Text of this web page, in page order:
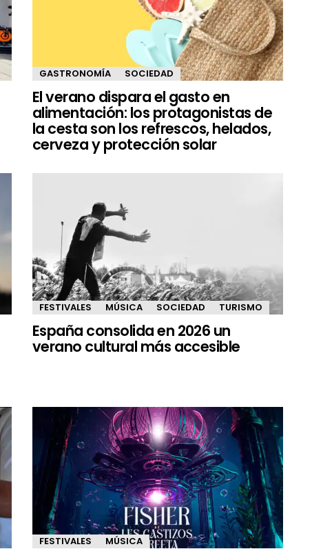
GASTRONOMÍA SOCIEDAD
El verano dispara el gasto en
alimentación: los protagonistas de
la cesta son los refrescos, helados,
cerveza y protección solar
FESTIVALES MÚSICA SOCIEDAD TURISMO
España consolida en 2026 un
verano cultural más accesible
FESTIVALES MÚSICA